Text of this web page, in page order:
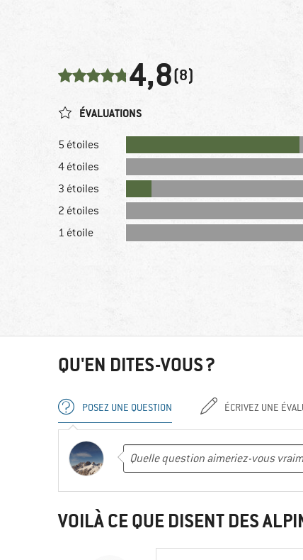
4,8(8)
ÉVALUATIONS
5 étoiles
4 étoiles
3 étoiles
2 étoiles
1 étoile
QU'EN DITES-VOUS ?
POSEZ UNE QUESTION ÉCRIVEZ UNE
VOILÀ CE QUE DISENT DES